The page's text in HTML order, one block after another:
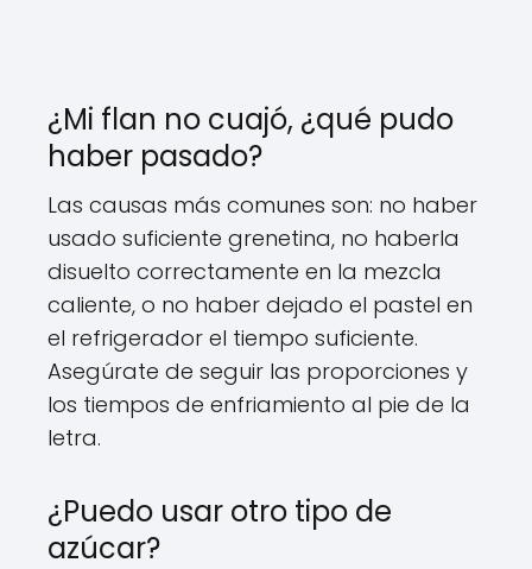
¿Mi flan no cuajó, ¿qué pudo
haber pasado?
Las causas más comunes son: no haber
usado suficiente grenetina, no haberla
disuelto correctamente en la mezcla
caliente, o no haber dejado el pastel en
el refrigerador el tiempo suficiente.
Asegúrate de seguir las proporciones y
los tiempos de enfriamiento al pie de la
letra.
¿Puedo usar otro tipo de
azúcar?